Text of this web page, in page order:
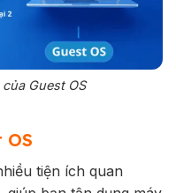
Guest OS
OS
tiện ích quan